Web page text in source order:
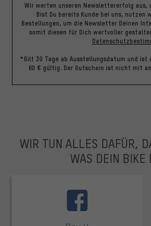
Wir werten unseren Newslettererfolg aus,
Bist Du bereits Kunde bei uns, nutzen
Bestellungen, um die Newsletter Deinen
somit diesen für Dich wertvoller
*Gilt 30 Tage ab Ausstellungsdatum und
60 € gültig. Der Gutschein ist nicht mit
WIR TUN ALLES DAFÜR,
WAS DEIN BIKE